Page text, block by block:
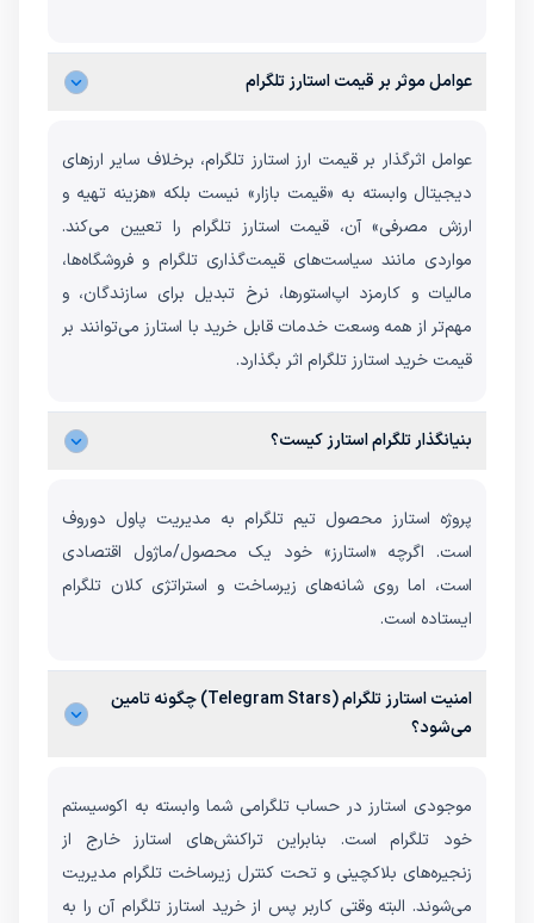
عوامل موثر بر قیمت استارز تلگرام
عوامل اثرگذار بر قیمت ارز استارز تلگرام، برخلاف سایر ارزهای
دیجیتال وابسته به «قیمت بازار» نیست بلکه «هزینه تهیه و
ارزش مصرفی» آن، قیمت استارز تلگرام را تعیین می‌کند.
مواردی مانند سیاست‌های قیمت‌گذاری تلگرام و فروشگاه‌ها،
مالیات و کارمزد اپ‌استورها، نرخ تبدیل برای سازندگان، و
مهم‌تر از همه وسعت خدمات قابل خرید با استارز می‌توانند بر
قیمت خرید استارز تلگرام اثر بگذارد.
بنیانگذار تلگرام استارز کیست؟
پروژه استارز محصول تیم تلگرام به مدیریت پاول دوروف
است. اگرچه «استارز» خود یک محصول/ماژول اقتصادی
است، اما روی شانه‌های زیرساخت و استراتژی کلان تلگرام
ایستاده است.
امنیت استارز تلگرام (Telegram Stars) چگونه تامین
می‌شود؟
موجودی استارز در حساب تلگرامی شما وابسته به اکوسیستم
خود تلگرام است. بنابراین تراکنش‌های استارز خارج از
زنجیره‌های بلاکچینی و تحت کنترل زیرساخت تلگرام مدیریت
می‌شوند. البته وقتی کاربر پس از خرید استارز تلگرام آن را به